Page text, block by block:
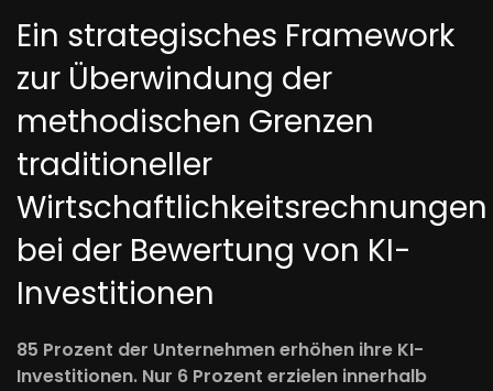
Ein strategisches Framework
zur Überwindung der
methodischen Grenzen
traditioneller
Wirtschaftlichkeitsrechnungen
bei der Bewertung von KI-
Investitionen
85 Prozent der Unternehmen erhöhen ihre KI-
Investitionen. Nur 6 Prozent erzielen innerhalb